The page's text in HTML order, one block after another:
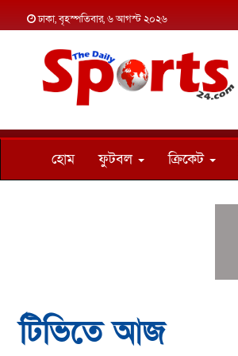
ঢাকা, বৃহস্পতিবার, ৬ আগস্ট ২০২৬
হোম ফুটবল ক্রিকেট
টিভিতে আজ